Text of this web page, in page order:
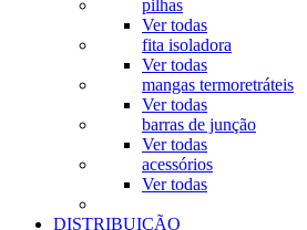
pilhas
Ver todas
fita isoladora
Ver todas
mangas termoretráteis
Ver todas
barras de junção
Ver todas
acessórios
Ver todas
DISTRIBUIÇÃO